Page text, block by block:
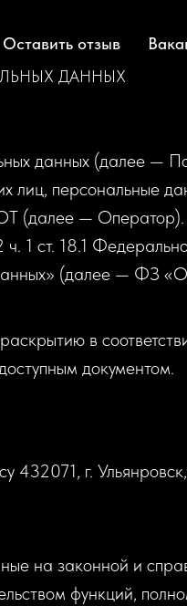
Оставить отзыв
ДАННЫХ
данных (далее —
лиц, персональные
(далее — Оператор).
1 ст. 18.1
(далее — ФЗ «О
в
документом.
432071, г.
на законной и
функций,